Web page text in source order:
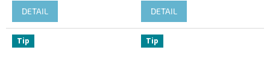
DETAIL
DETAIL
Tip Tip